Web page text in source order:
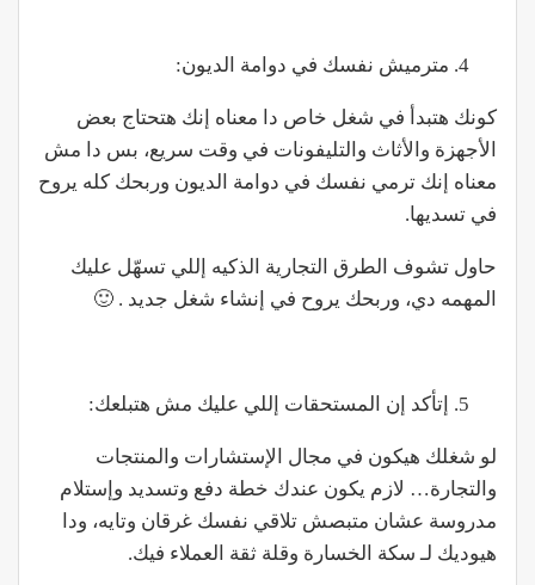
مترميش نفسك في دوامة الديون:
كونك هتبدأ في شغل خاص دا معناه إنك هتحتاج بعض
الأجهزة والأثاث والتليفونات في وقت سريع، بس دا مش
معناه إنك ترمي نفسك في دوامة الديون وربحك كله يروح
في تسديها.
حاول تشوف الطرق التجارية الذكيه إللي تسهّل عليك
المهمه دي، وربحك يروح في إنشاء شغل جديد . 🙂
إتأكد إن المستحقات إللي عليك مش هتبلعك:
لو شغلك هيكون في مجال الإستشارات والمنتجات
والتجارة… لازم يكون عندك خطة دفع وتسديد وإستلام
مدروسة عشان متبصش تلاقي نفسك غرقان وتايه، ودا
هيوديك لـ سكة الخسارة وقلة ثقة العملاء فيك.